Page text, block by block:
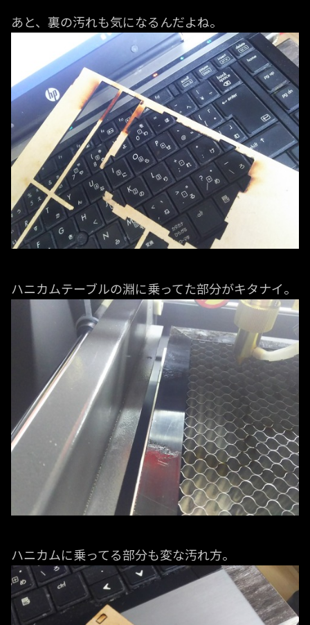
あと、裏の汚れも気になるんだよね。
ハニカムテーブルの淵に乗ってた部分がキタナイ。
ハニカムに乗ってる部分も変な汚れ方。